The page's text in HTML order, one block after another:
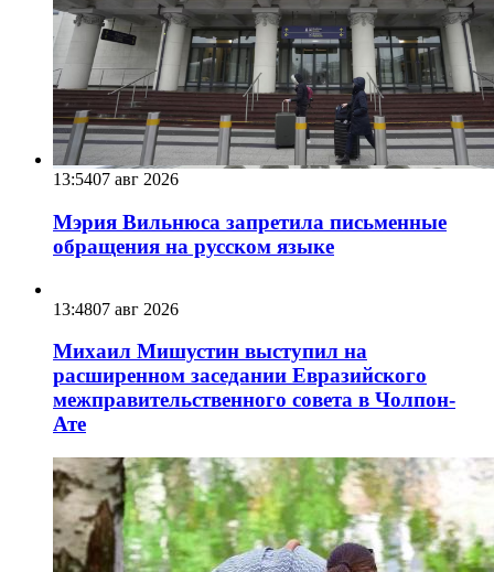
13:5407 авг 2026
Мэрия Вильнюса запретила письменные
обращения на русском языке
13:4807 авг 2026
Михаил Мишустин выступил на
расширенном заседании Евразийского
межправительственного совета в Чолпон-
Ате